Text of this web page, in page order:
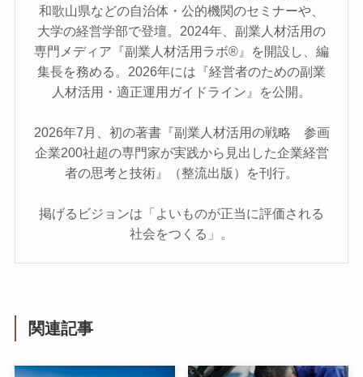
和歌山県などの自治体・公的機関のセミナーや、
大学の経営学部で登壇。2024年、副業人材活用の
専門メディア『副業人材活用ラボ®』を開設し、編
集長を務める。2026年には『経営者のための副業
人材活用・適正運用ガイドライン』を公開。
2026年7月、初の著書『副業人材活用の戦略 参画
企業200社超の専門家が実践から見出した企業経営
者の思考と技術』（整流出版）を刊行。
掲げるビジョンは「よいものが正当に評価される
社会をつくる」。
関連記事